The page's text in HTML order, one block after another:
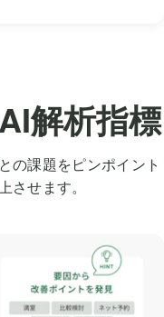
解析指標
の課題をピンポイント
させます。